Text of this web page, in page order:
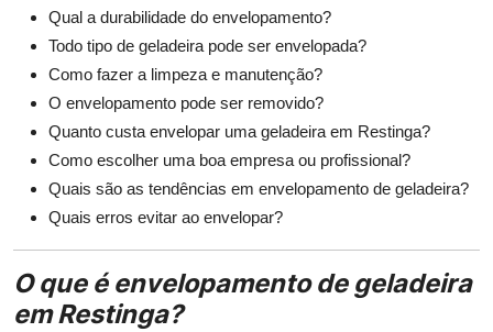
Qual a durabilidade do envelopamento?
Todo tipo de geladeira pode ser envelopada?
Como fazer a limpeza e manutenção?
O envelopamento pode ser removido?
Quanto custa envelopar uma geladeira em Restinga?
Como escolher uma boa empresa ou profissional?
Quais são as tendências em envelopamento de geladeira?
Quais erros evitar ao envelopar?
O que é envelopamento de geladeira
em Restinga?